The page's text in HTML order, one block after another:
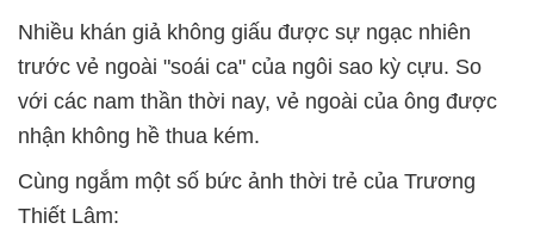
Nhiều khán giả không giấu được sự ngạc nhiên
trước vẻ ngoài "soái ca" của ngôi sao kỳ cựu. So
với các nam thần thời nay, vẻ ngoài của ông được
nhận không hề thua kém.
Cùng ngắm một số bức ảnh thời trẻ của Trương
Thiết Lâm: